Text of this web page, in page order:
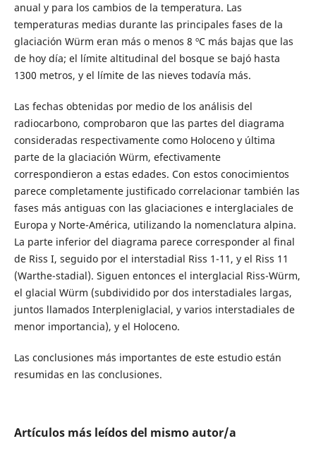
anual y para los cambios de la temperatura. Las
temperaturas medias durante las principales fases de la
glaciación Würm eran más o menos 8 ºC más bajas que las
de hoy día; el límite altitudinal del bosque se bajó hasta
1300 metros, y el límite de las nieves todavía más.
Las fechas obtenidas por medio de los análisis del
radiocarbono, comprobaron que las partes del diagrama
consideradas respectivamente como Holoceno y última
parte de la glaciación Würm, efectivamente
correspondieron a estas edades. Con estos conocimientos
parece completamente justificado correlacionar también las
fases más antiguas con las glaciaciones e interglaciales de
Europa y Norte-América, utilizando la nomenclatura alpina.
La parte inferior del diagrama parece corresponder al final
de Riss I, seguido por el interstadial Riss 1-11, y el Riss 11
(Warthe-stadial). Siguen entonces el interglacial Riss-Würm,
el glacial Würm (subdividido por dos interstadiales largas,
juntos llamados Interpleniglacial, y varios interstadiales de
menor importancia), y el Holoceno.
Las conclusiones más importantes de este estudio están
resumidas en las conclusiones.
Artículos más leídos del mismo autor/a